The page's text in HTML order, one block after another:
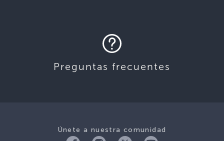
Preguntas frecuentes
Únete a nuestra comunidad